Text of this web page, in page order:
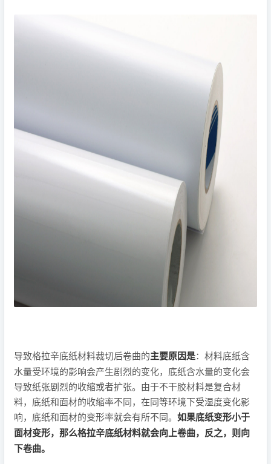
导致格拉辛底纸材料裁切后卷曲的主要原因是：材料底纸含
水量受环境的影响会产生剧烈的变化，底纸含水量的变化会
导致纸张剧烈的收缩或者扩张。由于不干胶材料是复合材
料，底纸和面材的收缩率不同，在同等环境下受湿度变化影
响，底纸和面材的变形率就会有所不同。 如果底纸变形小于
面材变形，那么格拉辛底纸材料就会向上卷曲，反之，则向
下卷曲。